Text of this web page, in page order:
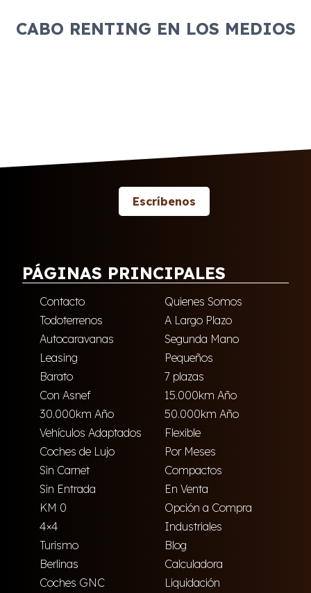
CABO RENTING EN LOS MEDIOS
Escríbenos
PÁGINAS PRINCIPALES
Contacto
Quienes Somos
Todoterrenos
A Largo Plazo
Autocaravanas
Segunda Mano
Leasing
Pequeños
Barato
7 plazas
Con Asnef
15.000km Año
30.000km Año
50.000km Año
Vehículos Adaptados
Flexible
Coches de Lujo
Por Meses
Sin Carnet
Compactos
Sin Entrada
En Venta
KM 0
Opción a Compra
4×4
Industriales
Turismo
Blog
Berlinas
Calculadora
Coches GNC
Liquidación